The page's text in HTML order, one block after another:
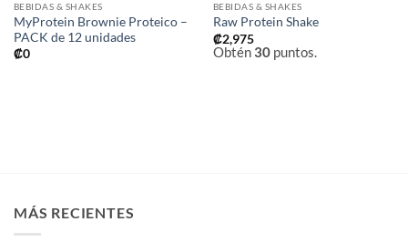
BEBIDAS & SHAKES
MyProtein Brownie Proteico –
PACK de 12 unidades
₡0
BEBIDAS & SHAKES
Raw Protein Shake
₡2,975
Obtén30puntos.
MÁS RECIENTES